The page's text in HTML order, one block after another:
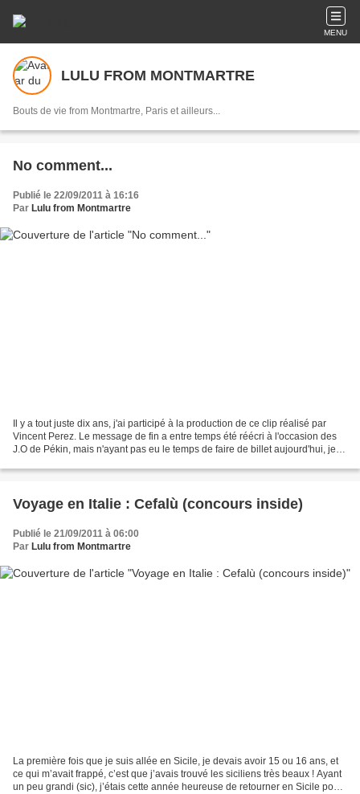
MENU
LULU FROM MONTMARTRE
Bouts de vie from Montmartre, Paris et ailleurs...
No comment...
Publié le 22/09/2011 à 16:16
Par Lulu from Montmartre
Il y a tout juste dix ans, j'ai participé à la production de ce clip réalisé par
Vincent Perez. Le message de fin a entre temps été réécri à l'occasion des
J.O de Pékin, mais n'ayant pas eu le temps de faire de billet aujourd'hui, je
Voyage en Italie : Cefalù (concours inside)
Publié le 21/09/2011 à 06:00
Par Lulu from Montmartre
La première fois que je suis allée en Sicile, je devais avoir 15 ou 16 ans, et
ce qui m’avait frappé, c’est que j’avais trouvé les siciliens très beaux ! Ayant
un peu grandi (sic), j’étais cette année heureuse de retourner en Sicile pour